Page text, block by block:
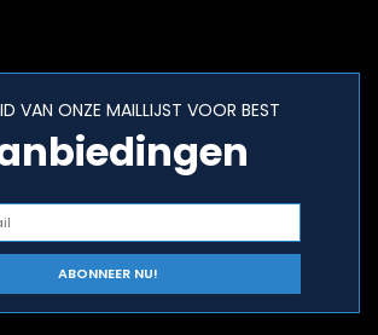
VAN ONZE MAILLIJST VOOR BEST